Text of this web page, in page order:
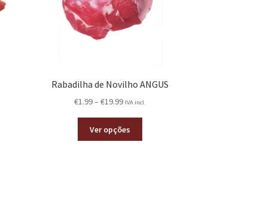
Rabadilha de Novilho ANGUS
€1.99– €19.99 IVA incl.
Ver opções